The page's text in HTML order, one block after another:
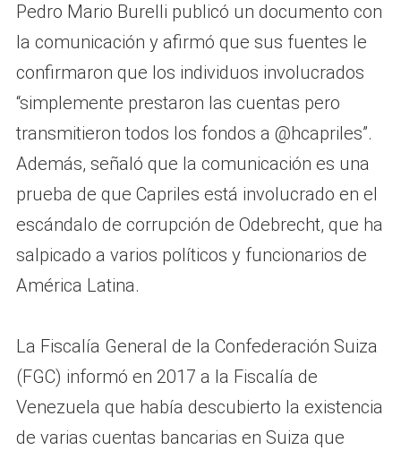
Pedro Mario Burelli publicó un documento con
la comunicación y afirmó que sus fuentes le
confirmaron que los individuos involucrados
“simplemente prestaron las cuentas pero
transmitieron todos los fondos a @hcapriles”.
Además, señaló que la comunicación es una
prueba de que Capriles está involucrado en el
escándalo de corrupción de Odebrecht, que ha
salpicado a varios políticos y funcionarios de
América Latina.
La Fiscalía General de la Confederación Suiza
(FGC) informó en 2017 a la Fiscalía de
Venezuela que había descubierto la existencia
de varias cuentas bancarias en Suiza que